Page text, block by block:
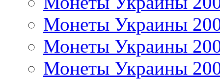
Монеты Украины
Монеты Украины
Монеты Украины